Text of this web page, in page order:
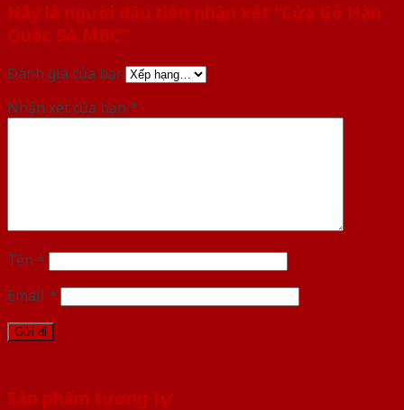
Hãy là người đầu tiên nhận xét “Cửa Gỗ Hàn
Quốc 9A MBC”
Đánh giá của bạn
Nhận xét của bạn *
Tên *
Email *
Sản phẩm tương tự